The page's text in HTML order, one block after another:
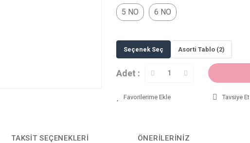
5 NO 6 NO
Seçenek Seç Asorti Tablo (2)
Adet :
Tavsiye Et
TAKSIT SEÇENEKLERI ÖNERILERINIZ